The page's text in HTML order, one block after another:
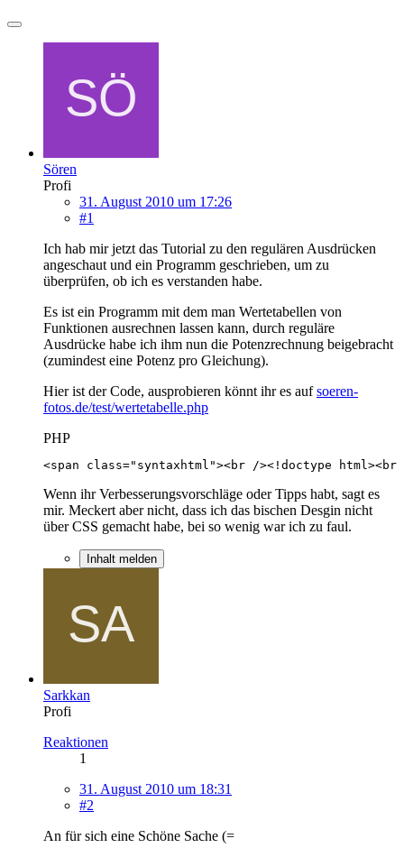
Sören
Profi
31. August 2010 um 17:26
#1
Ich hab mir jetzt das Tutorial zu den regulären Ausdrücken
angeschaut und ein Programm geschrieben, um zu
überprüfen, ob ich es verstanden habe.
Es ist ein Programm mit dem man Wertetabellen von
Funktionen ausrechnen lassen kann, durch reguläre
Ausdrücke habe ich ihm nun die Potenzrechnung beigebracht
(zumindest eine Potenz pro Gleichung).
Hier ist der Code, ausprobieren könnt ihr es aufsoeren-
fotos.de/test/wertetabelle.php
PHP
<span
Wenn ihr Verbesserungsvorschläge oder Tipps habt, sagt es
mir. Meckert aber nicht, dass ich das bischen Desgin nicht
über CSS gemacht habe, bei so wenig war ich zu faul.
Inhalt melden
Sarkkan
Profi
Reaktionen
1
31. August 2010 um 18:31
#2
An für sich eine Schöne Sache (=